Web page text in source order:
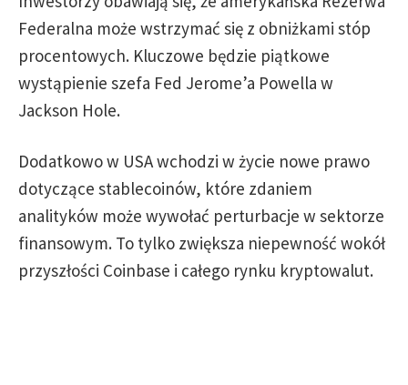
Federalna może wstrzymać się z obniżkami stóp
procentowych. Kluczowe będzie piątkowe
wystąpienie szefa Fed Jerome’a Powella w
Jackson Hole.
Dodatkowo w USA wchodzi w życie nowe prawo
dotyczące stablecoinów, które zdaniem
analityków może wywołać perturbacje w sektorze
finansowym. To tylko zwiększa niepewność wokół
przyszłości Coinbase i całego rynku kryptowalut.